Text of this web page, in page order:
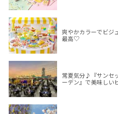
爽やかカラーでビジ
最高♡
常夏気分♪『サンセ
ーデン』で美味しい